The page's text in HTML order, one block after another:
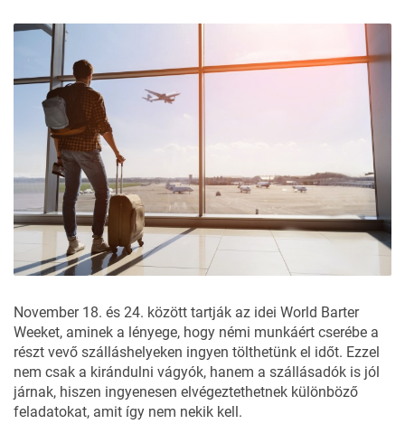
November 18. és 24. között tartják az idei World Barter
Weeket, aminek a lényege, hogy némi munkáért cserébe a
részt vevő szálláshelyeken ingyen tölthetünk el időt. Ezzel
nem csak a kirándulni vágyók, hanem a szállásadók is jól
járnak, hiszen ingyenesen elvégeztethetnek különböző
feladatokat, amit így nem nekik kell.